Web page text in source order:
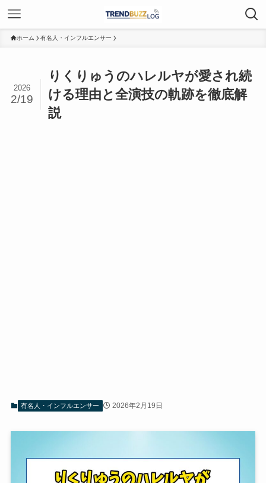
ホーム 有名人・インフルエンサー
りくりゅうのハレルヤが愛され続
ける理由と全演技の軌跡を徹底解
説
2026
2/19
有名人・インフルエンサー 2026年2月19日